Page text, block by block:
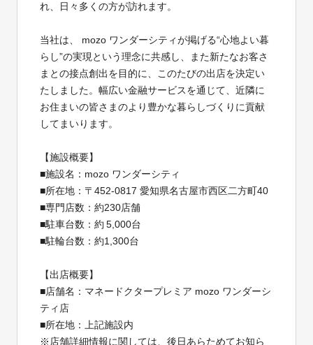
れ、日々多くの方が訪れます。
当社は、 mozo ワンダーシティが掲げる“心地よい暮
らし”の実現という理念に共感し、また新たなお客さ
まとの接点創出を目的に、このたびの出店を決定い
たしました。幅広い金融サービスを通じて、近隣に
お住まいの皆さまのより豊かな暮らしづくりに貢献
してまいります。
【施設概要】
■施設名：mozo ワンダーシティ
■所在地：〒452-0817 愛知県名古屋市西区二方町40
■専門店数：約230店舗
■駐⾞台数：約 5,000台
■駐輪台数：約1,300台
【出店概要】
■店舗名：マネードクタープレミア mozo ワンダーシ
ティ店
■所在地：上記施設内
※店舗詳細情報に関しては、後日あらためてお知ら